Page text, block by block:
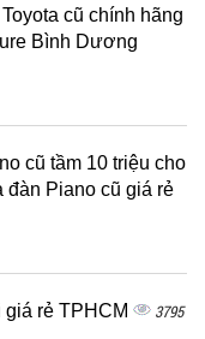
cũ chính hãng
Bình Dương
cũ tầm 10 triệu cho
Piano cũ giá rẻ
rẻ TPHCM 3795